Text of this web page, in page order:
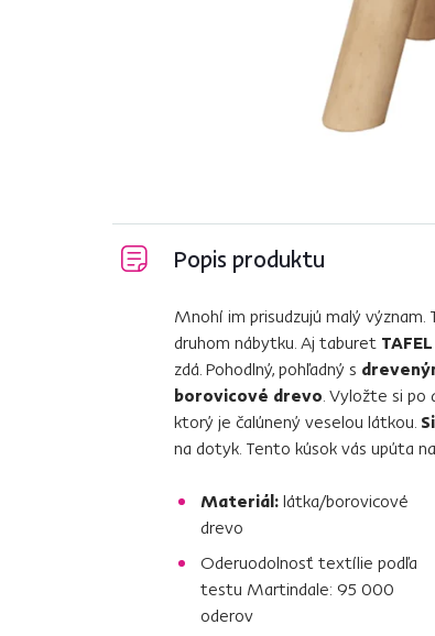
Popis produktu
Mnohí im prisudzujú malý
druhom nábytku. Aj taburet
zdá. Pohodlný, pohľadný s
borovicové drevo . Vyložte si
ktorý je čalúnený veselou látkou.
na dotyk. Tento kúsok vás upúta
Materiál: látka/borovicové
drevo
Oderuodolnosť textílie podľa
testu Martindale: 95 000
oderov